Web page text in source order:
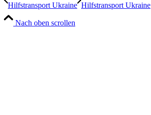
Hilfstransport Ukraine Hilfstransport Ukraine
Nach oben scrollen